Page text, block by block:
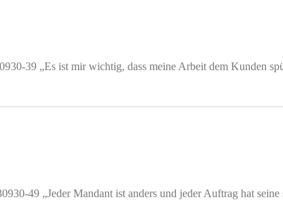
39 „Es ist mir wichtig, dass meine Arbeit dem Kunden
49 „Jeder Mandant ist anders und jeder Auftrag hat